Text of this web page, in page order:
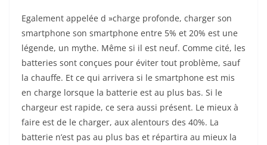
Egalement appelée d »charge profonde, charger son
smartphone son smartphone entre 5% et 20% est une
légende, un mythe. Même si il est neuf. Comme cité, les
batteries sont conçues pour éviter tout problème, sauf
la chauffe. Et ce qui arrivera si le smartphone est mis
en charge lorsque la batterie est au plus bas. Si le
chargeur est rapide, ce sera aussi présent. Le mieux à
faire est de le charger, aux alentours des 40%. La
batterie n’est pas au plus bas et répartira au mieux la